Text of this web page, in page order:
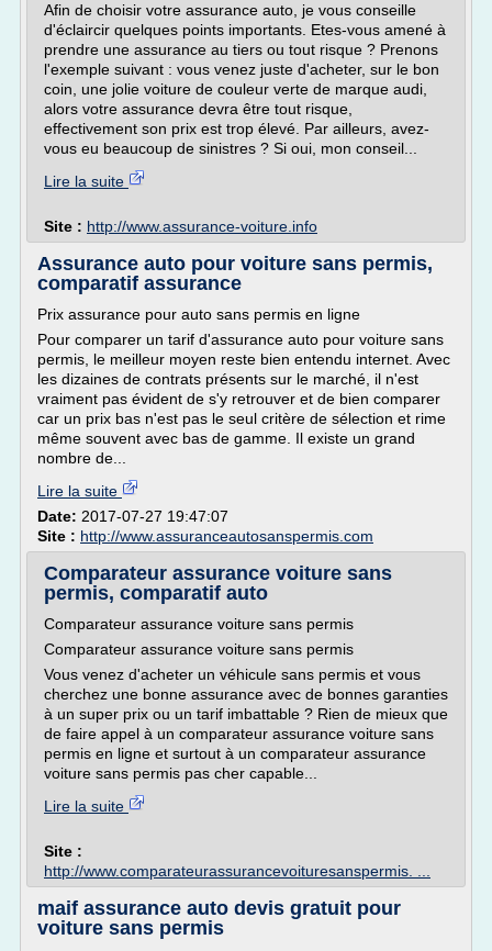
Afin de choisir votre assurance auto, je vous conseille
d'éclaircir quelques points importants. Etes-vous amené à
prendre une assurance au tiers ou tout risque ? Prenons
l'exemple suivant : vous venez juste d'acheter, sur le bon
coin, une jolie voiture de couleur verte de marque audi,
alors votre assurance devra être tout risque,
effectivement son prix est trop élevé. Par ailleurs, avez-
vous eu beaucoup de sinistres ? Si oui, mon conseil...
Lire la suite
Site : http://www.assurance-voiture.info
Assurance auto pour voiture sans permis,
comparatif assurance
Prix assurance pour auto sans permis en ligne
Pour comparer un tarif d'assurance auto pour voiture sans
permis, le meilleur moyen reste bien entendu internet. Avec
les dizaines de contrats présents sur le marché, il n'est
vraiment pas évident de s'y retrouver et de bien comparer
car un prix bas n'est pas le seul critère de sélection et rime
même souvent avec bas de gamme. Il existe un grand
nombre de...
Lire la suite
Date: 2017-07-27 19:47:07
Site : http://www.assuranceautosanspermis.com
Comparateur assurance voiture sans
permis, comparatif auto
Comparateur assurance voiture sans permis
Comparateur assurance voiture sans permis
Vous venez d'acheter un véhicule sans permis et vous
cherchez une bonne assurance avec de bonnes garanties
à un super prix ou un tarif imbattable ? Rien de mieux que
de faire appel à un comparateur assurance voiture sans
permis en ligne et surtout à un comparateur assurance
voiture sans permis pas cher capable...
Lire la suite
Site :
http://www.comparateurassurancevoituresanspermis. ...
maif assurance auto devis gratuit pour
voiture sans permis